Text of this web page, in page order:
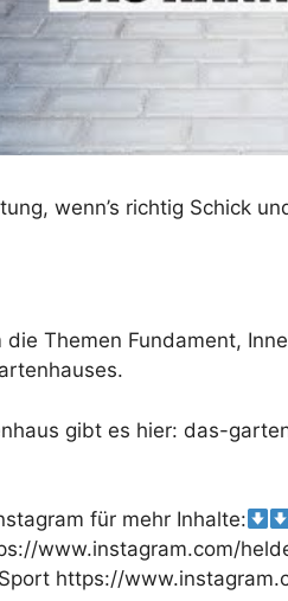
wenn’s richtig Schick
die Themen Fundament,
gibt es hier: das-
für mehr Inhalte:
www.instagram.com/
https://